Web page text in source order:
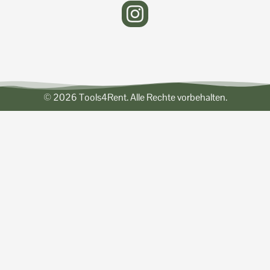
© 2026 Tools4Rent. Alle Rechte vorbehalten.